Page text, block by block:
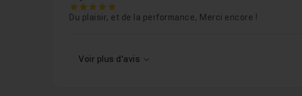
5
Du plaisir, et de la performance, Merci encore !
Voir plus d'avis